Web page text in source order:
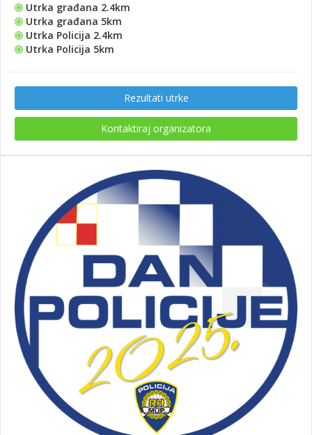
Utrka građana 2.4km
Utrka građana 5km
Utrka Policija 2.4km
Utrka Policija 5km
Rezultati utrke
Kontaktiraj organizatora